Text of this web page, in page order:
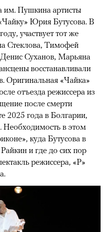
им. Пушкина артисты
Юрия Бутусова. В
участвует тот же
Стеклова, Тимофей
Суханов, Марьяна
восстанавливали
Оригинальная «Чайка»
отъезда режиссера из
после смерти
2025 года в Болгарии,
Необходимость в этом
куда Бутусова в
и где до сих пор
режиссера, «Р»